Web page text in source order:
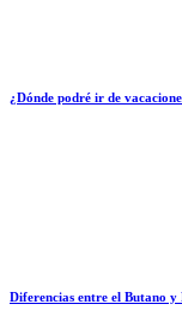
¿Dónde podré ir de
Diferencias entre el Butano